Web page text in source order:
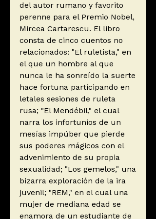
del autor rumano y favorito
perenne para el Premio Nobel,
Mircea Cartarescu. El libro
consta de cinco cuentos no
relacionados: "El ruletista," en
el que un hombre al que
nunca le ha sonreído la suerte
hace fortuna participando en
letales sesiones de ruleta
rusa; "El Mendébil," el cual
narra los infortunios de un
mesías impúber que pierde
sus poderes mágicos con el
advenimiento de su propia
sexualidad; "Los gemelos," una
bizarra exploración de la ira
juvenil; "REM," en el cual una
mujer de mediana edad se
enamora de un estudiante de